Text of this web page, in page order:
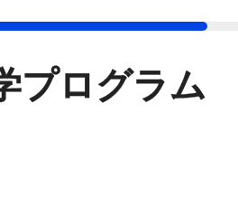
プログラム